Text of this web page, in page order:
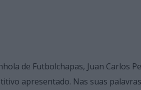
de Futbolchapas, Juan Carlos
apresentado. Nas suas